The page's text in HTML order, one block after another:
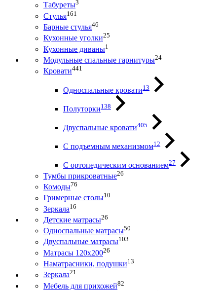
Табуреты3
Стулья161
Барные стулья46
Кухонные уголки25
Кухонные диваны1
Модульные спальные гарнитуры24
Кровати441
Односпальные кровати13
Полуторки138
Двуспальные кровати405
С подъемным механизмом12
С ортопедическим основанием27
Тумбы прикроватные26
Комоды76
Гримерные столы10
Зеркала16
Детские матрасы26
Односпальные матрасы50
Двуспальные матрасы103
Матрасы 120х20026
Наматрасники, подушки13
Зеркала21
Мебель для прихожей82